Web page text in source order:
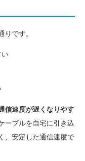
りです。
い
信速度が遅くなりやす
ーブルを自宅に引き込
、安定した通信速度で